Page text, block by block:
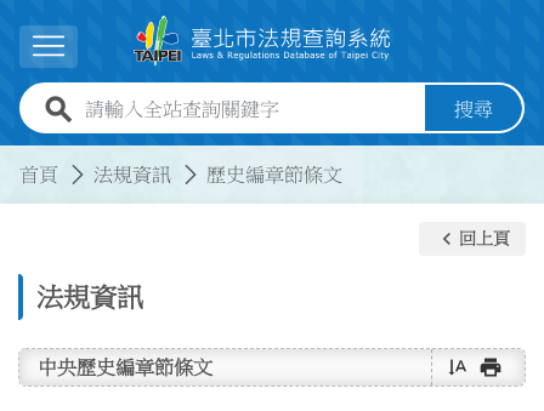
展開選單
全站查詢關鍵字欄位 搜尋
首頁 法規資訊 歷史編章節條文
法規資訊
keyboard_arrow_left 回上頁
中央歷史編章節條文 text_rotate_vertical print